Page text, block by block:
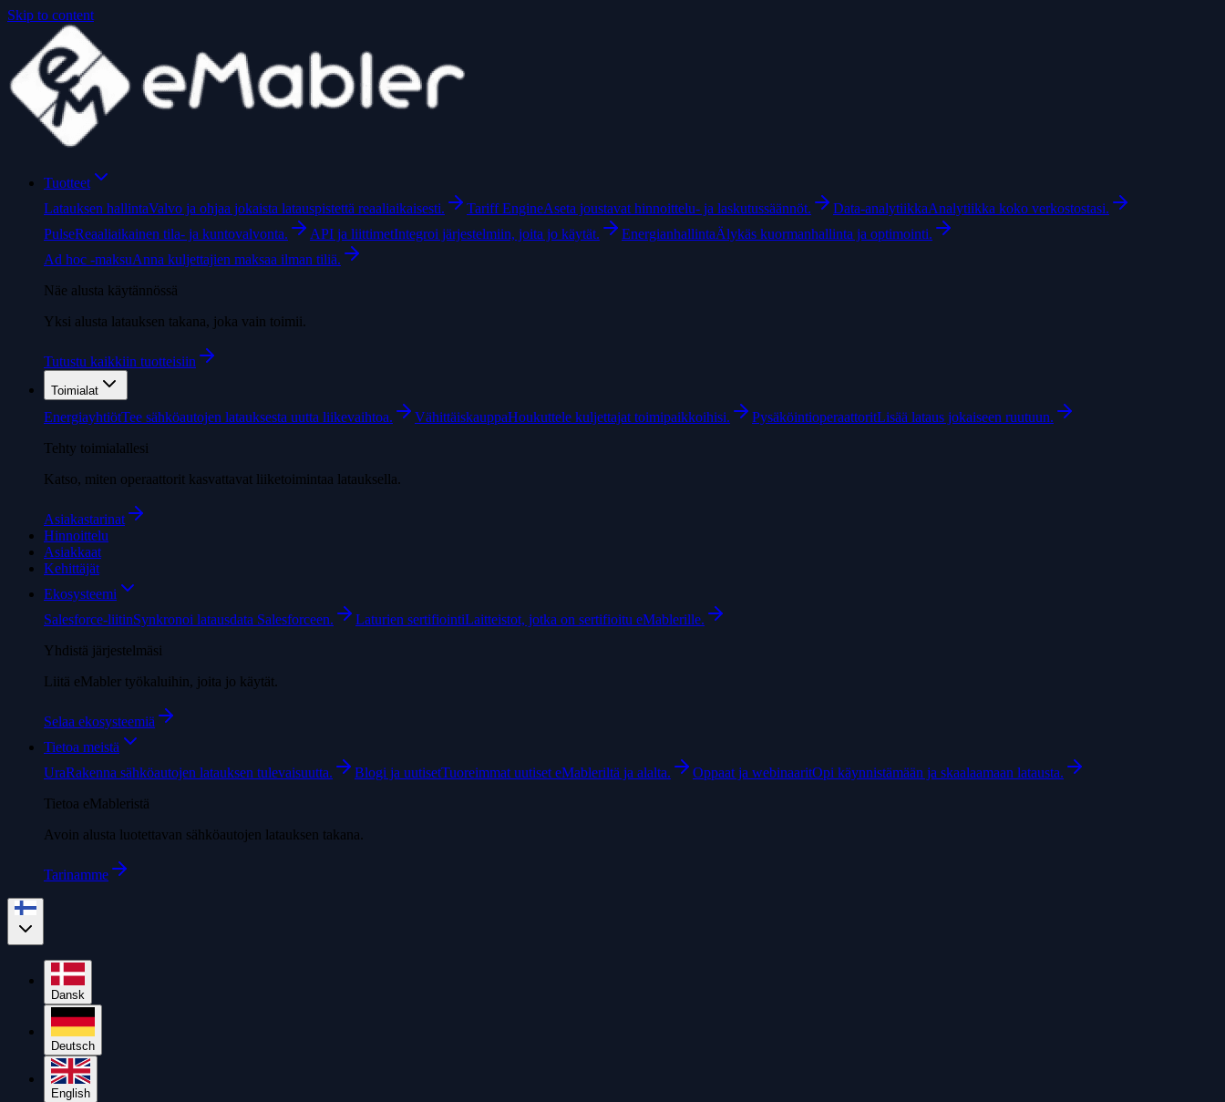
Skip to content
Tuotteet
Latauksen hallintaValvo ja ohjaa jokaista latauspistettä reaaliaikaisesti. Tariff EngineAseta joustavat hinnoittelu- ja laskutussäännöt. Data-analytiikkaAnalytiikka koko verkostostasi.
PulseReaaliaikainen tila- ja kuntovalvonta. API ja liittimetIntegroi järjestelmiin, joita jo käytät. EnergianhallintaÄlykäs kuormanhallinta ja optimointi.
Ad hoc -maksuAnna kuljettajien maksaa ilman tiliä.
Näe alusta käytännössä
Yksi alusta latauksen takana, joka vain toimii.
Tutustu kaikkiin tuotteisiin
Toimialat
EnergiayhtiötTee sähköautojen latauksesta uutta liikevaihtoa. VähittäiskauppaHoukuttele kuljettajat toimipaikkoihisi. PysäköintioperaattoritLisää lataus jokaiseen ruutuun.
Tehty toimialallesi
Katso, miten operaattorit kasvattavat liiketoimintaa latauksella.
Asiakastarinat
Hinnoittelu
Asiakkaat
Kehittäjät
Ekosysteemi
Salesforce-liitinSynkronoi latausdata Salesforceen. Laturien sertifiointiLaitteistot, jotka on sertifioitu eMablerille.
Yhdistä järjestelmäsi
Liitä eMabler työkaluihin, joita jo käytät.
Selaa ekosysteemiä
Tietoa meistä
UraRakenna sähköautojen latauksen tulevaisuutta. Blogi ja uutisetTuoreimmat uutiset eMableriltä ja alalta. Oppaat ja webinaaritOpi käynnistämään ja skaalaamaan latausta.
Tietoa eMableristä
Avoin alusta luotettavan sähköautojen latauksen takana.
Tarinamme
Dansk
Deutsch
English